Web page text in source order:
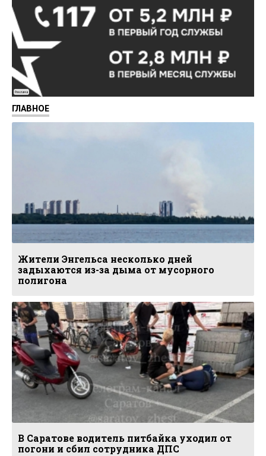
Реклама
ГЛАВНОЕ
Жители Энгельса несколько дней
задыхаются из-за дыма от мусорного
полигона
В Саратове водитель питбайка уходил от
погони и сбил сотрудника ДПС